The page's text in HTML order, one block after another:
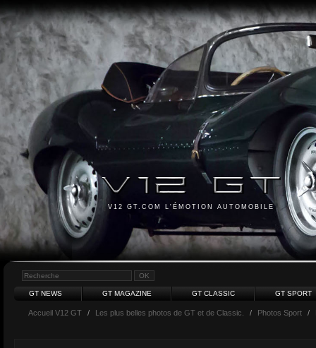
V12 GT.COM L'ÉMOTION AUTOMOBILE
GT NEWS GT MAGAZINE GT CLASSIC GT SPORT
Accueil V12 GT / Les plus belles photos de GT et de Classic. / Photos Sport /